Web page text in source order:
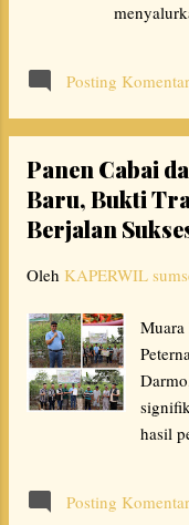
itam ,
kondusif.
hal ini
Rachman
terima
kasih
( Dr. H.
atas
warga
Posting Komentar
Panen Cabai
Baru, Bukti
Berjalan
Oleh KAPERWIL
hasil
PETI
Posting Komentar